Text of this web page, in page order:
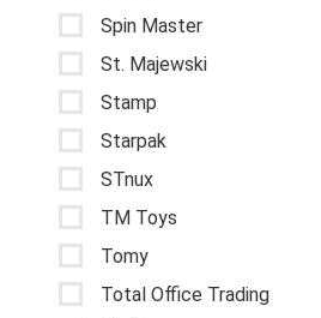
Spin Master
St. Majewski
Stamp
Starpak
STnux
TM Toys
Tomy
Total Office Trading